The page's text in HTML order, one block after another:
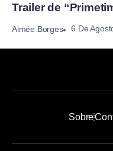
Trailer de
Aimée Borges 6 De
Sobre